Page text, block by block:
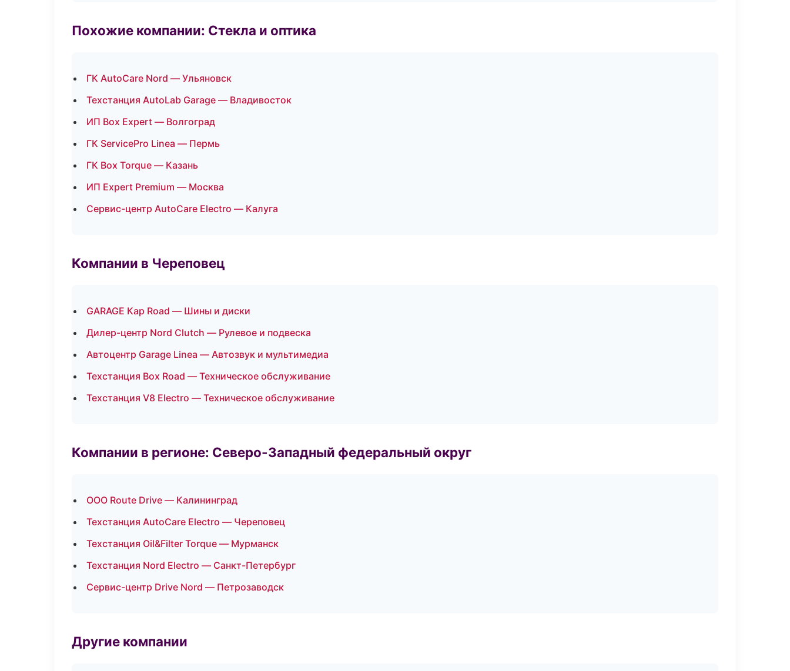
Похожие компании: Стекла и оптика
ГК AutoCare Nord — Ульяновск
Техстанция AutoLab Garage — Владивосток
ИП Box Expert — Волгоград
ГК ServicePro Linea — Пермь
ГК Box Torque — Казань
ИП Expert Premium — Москва
Сервис-центр AutoCare Electro — Калуга
Компании в Череповец
GARAGE Кар Road — Шины и диски
Дилер-центр Nord Clutch — Рулевое и подвеска
Автоцентр Garage Linea — Автозвук и мультимедиа
Техстанция Box Road — Техническое обслуживание
Техстанция V8 Electro — Техническое обслуживание
Компании в регионе: Северо-Западный федеральный округ
ООО Route Drive — Калининград
Техстанция AutoCare Electro — Череповец
Техстанция Oil&Filter Torque — Мурманск
Техстанция Nord Electro — Санкт-Петербург
Сервис-центр Drive Nord — Петрозаводск
Другие компании